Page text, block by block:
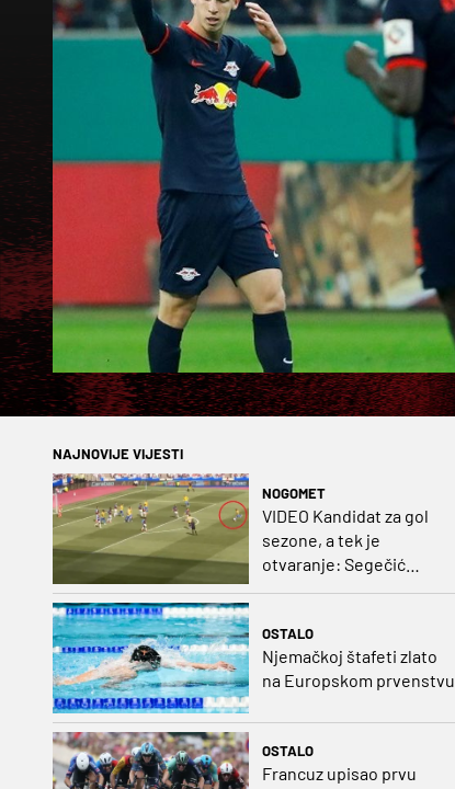
NAJNOVIJE VIJESTI
NOGOMET
VIDEO Kandidat za gol
sezone, a tek je
otvaranje: Segečić
OSTALO
Njemačkoj štafeti zlato
na Europskom prvenstvu
OSTALO
Francuz upisao prvu